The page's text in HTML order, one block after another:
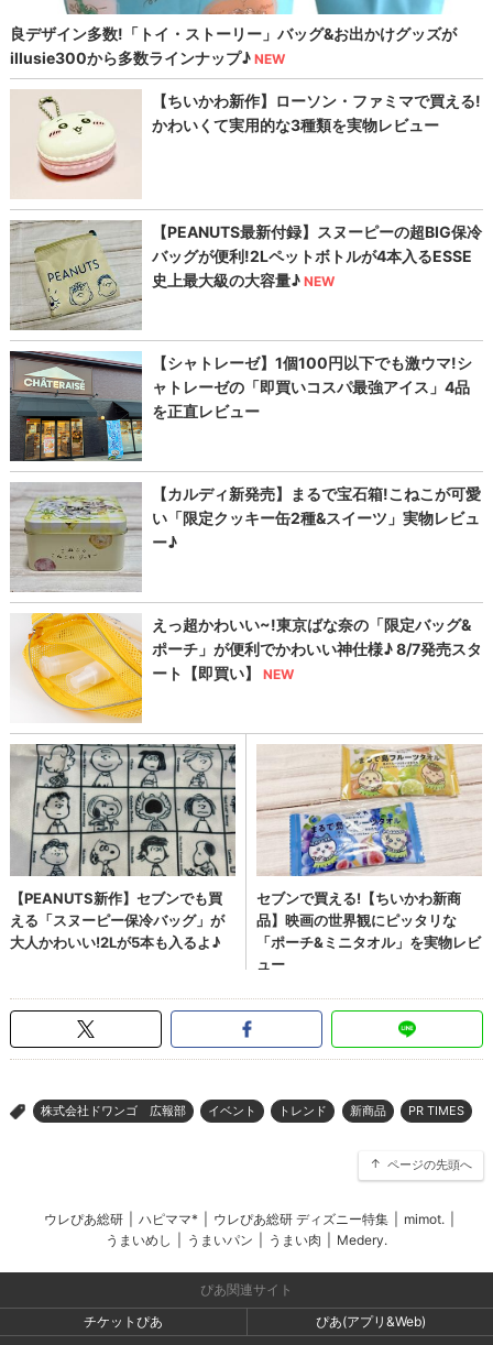
> 株式会社ドワンゴ 広報部 イベント トレンド 新商品 PR TIMES
ページの先頭へ
ウレぴあ総研 ハピママ* ウレぴあ総研 ディズニー特集 mimot.
うまいめし
うまいパン うまい肉 Medery.
ぴあ関連サイト
チケットぴあ
ぴあ(アプリ&Web)